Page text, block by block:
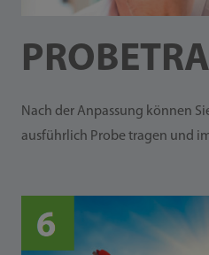
Nach der Anpassung können
ausführlich Probe tragen und